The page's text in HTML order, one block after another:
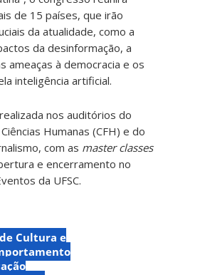
de 15 países, que irão
da atualidade, como a
da desinformação, a
ameaças à democracia e os
inteligência artificial.
nos auditórios do
Humanas (CFH) e do
com as master classes
e encerramento no
da UFSC.
Cultura e